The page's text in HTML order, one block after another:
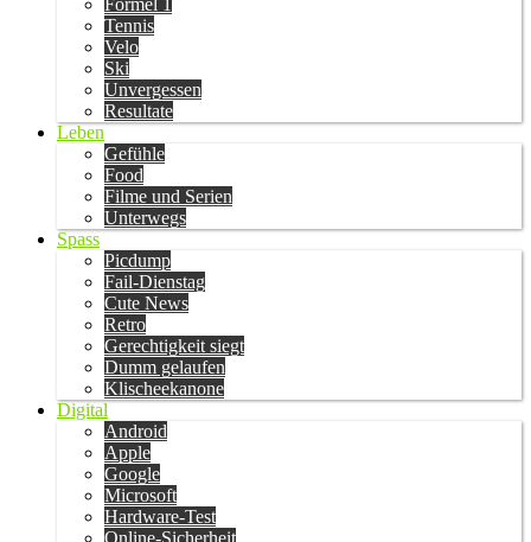
Formel 1
Tennis
Velo
Ski
Unvergessen
Resultate
Leben
Gefühle
Food
Filme und Serien
Unterwegs
Spass
Picdump
Fail-Dienstag
Cute News
Retro
Gerechtigkeit siegt
Dumm gelaufen
Klischeekanone
Digital
Android
Apple
Google
Microsoft
Hardware-Test
Online-Sicherheit